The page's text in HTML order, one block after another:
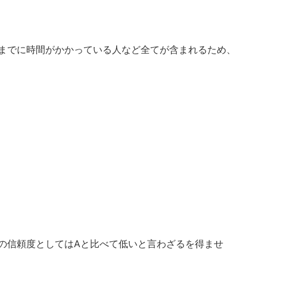
に時間がかかっている人など全てが含まれるため、
信頼度としてはAと比べて低いと言わざるを得ませ